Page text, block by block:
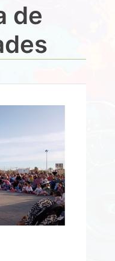
de